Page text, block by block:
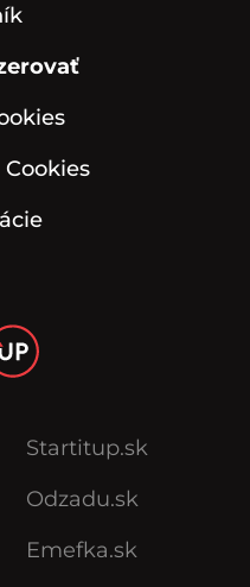
Startitup.sk
Odzadu.sk
Emefka.sk